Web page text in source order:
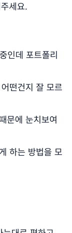
세요.
인데 포트폴리
떤건지 잘 모르
문에 눈치보여
하는 방법을 모